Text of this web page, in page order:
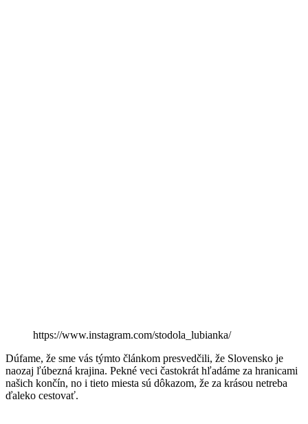
https://www.instagram.com/stodola_lubianka/
Dúfame, že sme vás týmto článkom presvedčili, že Slovensko je
naozaj ľúbezná krajina. Pekné veci častokrát hľadáme za hranicami
našich končín, no i tieto miesta sú dôkazom, že za krásou netreba
ďaleko cestovať.